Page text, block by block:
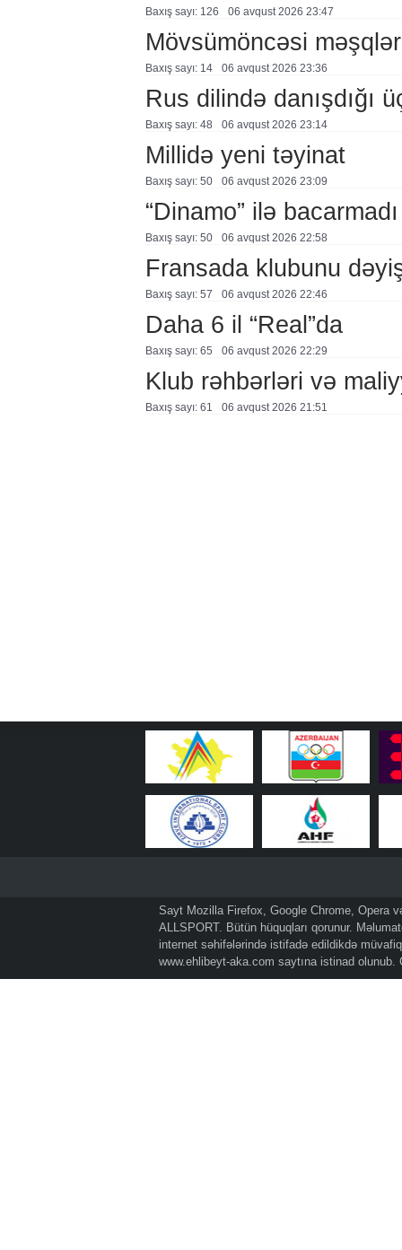
Baxış sayı: 126 06 avqust 2026 23:47
Mövsümöncəsi
Baxış sayı: 14 06 avqust 2026 23:36
Rus dilində danışdığı
Baxış sayı: 48 06 avqust 2026 23:14
Millidə yeni təyinat
Baxış sayı: 50 06 avqust 2026 23:09
“Dinamo” ilə bacarmadı
Baxış sayı: 50 06 avqust 2026 22:58
Fransada klubunu
Baxış sayı: 57 06 avqust 2026 22:46
Daha 6 il “Real”da
Baxış sayı: 65 06 avqust 2026 22:29
Klub rəhbərləri və
Baxış sayı: 61 06 avqust 2026 21:51
Sayt Mozilla Firefox, Google Chrome, Opera
ALLSPORT. Bütün hüquqları qorunur.
internet səhifələrində istifadə edildikdə
www.ehlibeyt-aka.com saytına istinad olunub.